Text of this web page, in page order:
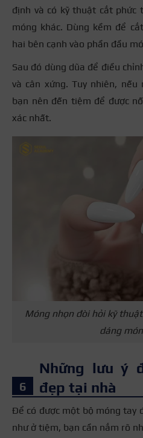
định và có kỹ thuật cắt phức
móng khác. Dùng kềm để
hai bên cạnh vào phần đầu
Sau đó dùng dũa để điều
và cân xứng. Tuy nhiên,
bạn nên đến tiệm để được
xác nhất.
Móng nhọn đòi hỏi kỹ
dáng
Những lưu ý
đẹp tại nhà
Để có được một bộ móng tay
như ở tiệm, bạn cần nắm rõ